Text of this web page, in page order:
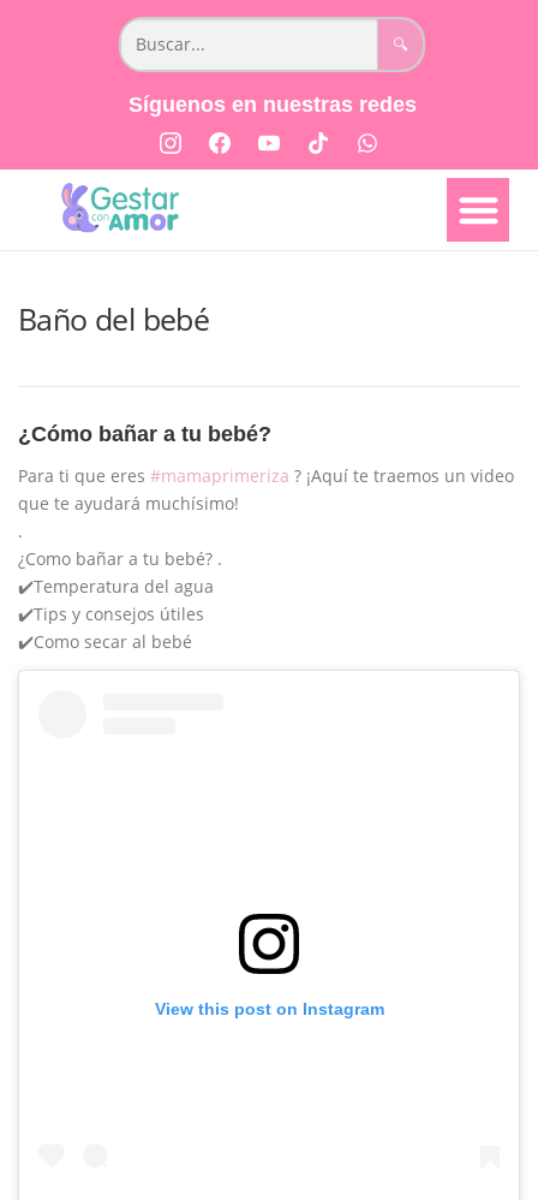
🔍
Síguenos en nuestras redes
Baño del bebé
¿Cómo bañar a tu bebé?
Para ti que eres #mamaprimeriza ? ¡Aquí te traemos un video
que te ayudará muchísimo!
.
¿Como bañar a tu bebé? .
✔️Temperatura del agua
✔️Tips y consejos útiles
✔️Como secar al bebé
View this post on Instagram